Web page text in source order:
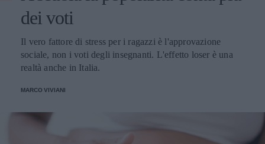
dei voti
Il vero fattore di stress per i ragazzi è l'approvazione
sociale, non i voti degli insegnanti. L'effetto loser è una
realtà anche in Italia.
MARCO VIVIANI